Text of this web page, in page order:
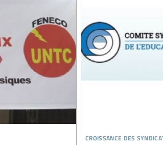
croissance des